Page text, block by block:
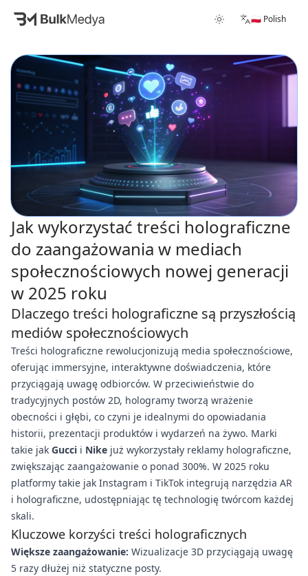
🇵🇱 Polish
Jak wykorzystać treści holograficzne
do zaangażowania w mediach
społecznościowych nowej generacji
w 2025 roku
Dlaczego treści holograficzne są przyszłością
mediów społecznościowych
Treści holograficzne rewolucjonizują media społecznościowe,
oferując immersyjne, interaktywne doświadczenia, które
przyciągają uwagę odbiorców. W przeciwieństwie do
tradycyjnych postów 2D, hologramy tworzą wrażenie
obecności i głębi, co czyni je idealnymi do opowiadania
historii, prezentacji produktów i wydarzeń na żywo. Marki
takie jak Gucci i Nike już wykorzystały reklamy holograficzne,
zwiększając zaangażowanie o ponad 300%. W 2025 roku
platformy takie jak Instagram i TikTok integrują narzędzia AR
i holograficzne, udostępniając tę technologię twórcom każdej
skali.
Kluczowe korzyści treści holograficznych
Większe zaangażowanie: Wizualizacje 3D przyciągają uwagę
5 razy dłużej niż statyczne posty.